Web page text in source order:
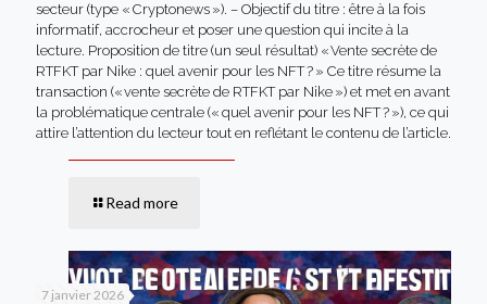
secteur (type « Cryptonews »). – Objectif du titre : être à la fois
informatif, accrocheur et poser une question qui incite à la
lecture. Proposition de titre (un seul résultat) « Vente secrète de
RTFKT par Nike : quel avenir pour les NFT ? » Ce titre résume la
transaction (« vente secrète de RTFKT par Nike ») et met en avant
la problématique centrale (« quel avenir pour les NFT ? »), ce qui
attire l’attention du lecteur tout en reflétant le contenu de l’article.
Read more
7 janvier 2026